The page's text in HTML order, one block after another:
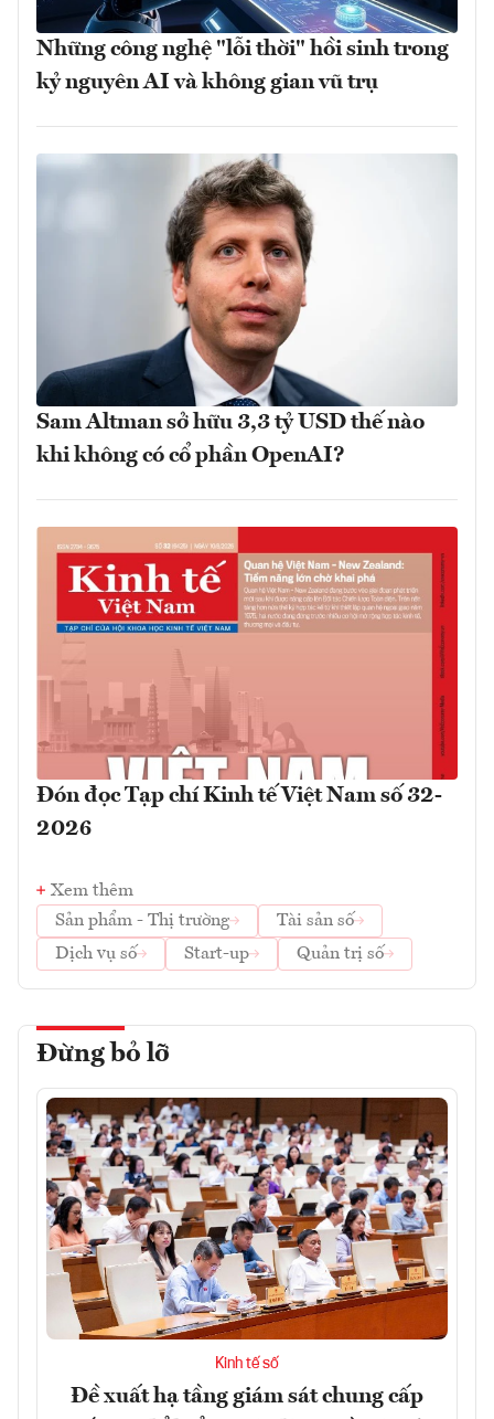
Những công nghệ "lỗi thời" hồi sinh trong
kỷ nguyên AI và không gian vũ trụ
Sam Altman sở hữu 3,3 tỷ USD thế nào
khi không có cổ phần OpenAI?
Đón đọc Tạp chí Kinh tế Việt Nam số 32-
2026
Xem thêm
Sản phẩm - Thị trường
Tài sản số
Dịch vụ số
Start-up Quản trị số
Đừng bỏ lỡ
Kinh tế số
Đề xuất hạ tầng giám sát chung cấp